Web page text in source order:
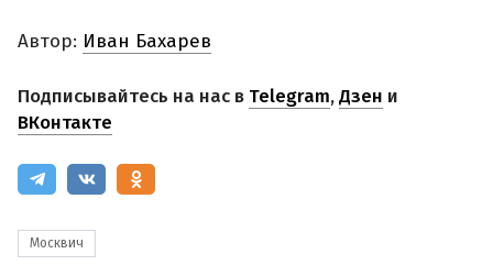
Автор: Иван Бахарев
Подписывайтесь на нас в Telegram,Дзен и
ВКонтакте
Москвич